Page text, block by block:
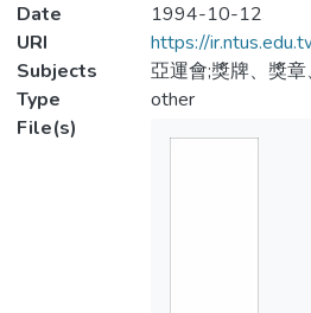
Date
1994-10-12
URI
https://
Subjects
亞運會;獎牌、獎
Type
other
File(s)